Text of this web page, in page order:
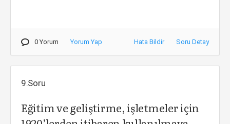
0 Yorum Yorum Yap Hata Bildir Soru Detay
9.Soru
Eğitim ve geliştirme, işletmeler için